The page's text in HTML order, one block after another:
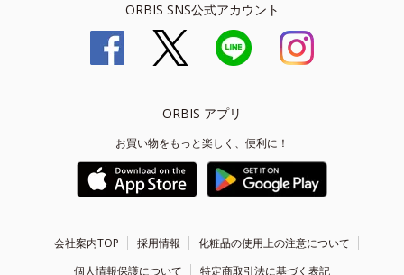
ORBIS SNS公式アカウント
ORBIS アプリ
お買い物をもっと楽しく、便利に！
会社案内TOP 採用情報
化粧品の使用上の注意について
個人情報保護について
特定商取引法に基づく表記